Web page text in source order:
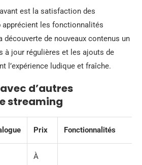
est la satisfaction des
apprécient les fonctionnalités
découverte de nouveaux contenus un
à jour régulières et les ajouts de
l’expérience ludique et fraîche.
d’autres
streaming
Prix Fonctionnalités
À